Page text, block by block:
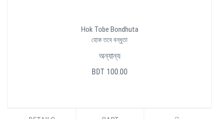
Hok Tobe Bondhuta
হোক তবে বন্ধুতা
অন্যান্য
BDT 100.00